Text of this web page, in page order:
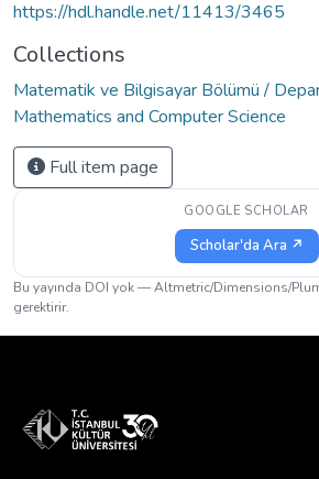
https://hdl.handle.net/11413/3465
Collections
Matematik ve Bilgisayar Bölümü /
Mathematics and Computer Science
Full item page
GOOGLE SCHOLAR
Scholar'da Ara ↗
Bu yayında DOI yok — Altmetric/Dimensions/
gerektirir.